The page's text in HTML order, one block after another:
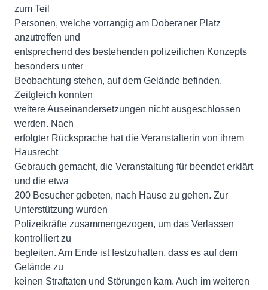
zum Teil
Personen, welche vorrangig am Doberaner Platz
anzutreffen und
entsprechend des bestehenden polizeilichen Konzepts
besonders unter
Beobachtung stehen, auf dem Gelände befinden.
Zeitgleich konnten
weitere Auseinandersetzungen nicht ausgeschlossen
werden. Nach
erfolgter Rücksprache hat die Veranstalterin von ihrem
Hausrecht
Gebrauch gemacht, die Veranstaltung für beendet erklärt
und die etwa
200 Besucher gebeten, nach Hause zu gehen. Zur
Unterstützung wurden
Polizeikräfte zusammengezogen, um das Verlassen
kontrolliert zu
begleiten. Am Ende ist festzuhalten, dass es auf dem
Gelände zu
keinen Straftaten und Störungen kam. Auch im weiteren